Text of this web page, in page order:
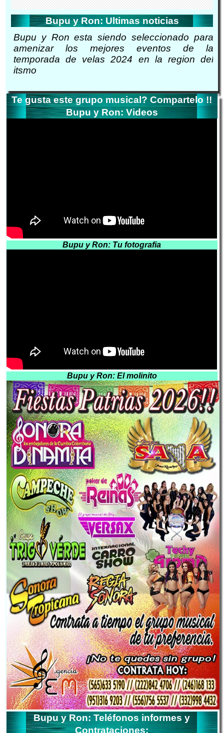
Bupu y Ron: Ultimas noticias
Bupu y Ron esta siendo seleccionado para
amenizar los mejores eventos de la
temporada de velas 2024 en la region del
itsmo
Te gusta este grupo musical? Compartelo !!
Bupu y Ron: Videos
Bupu y Ron: Tu fotografia
Bupu y Ron: El molinito
Bupu y Ron: Teléfonos informes y
Contrataciones: